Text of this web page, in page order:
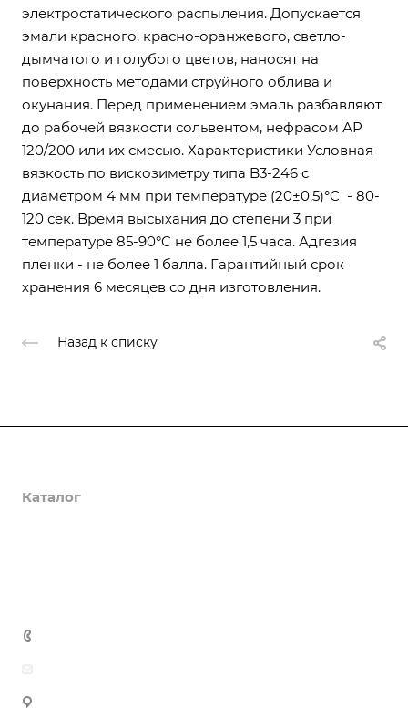
электростатического распыления. Допускается
эмали красного, красно-оранжевого, светло-
дымчатого и голубого цветов, наносят на
поверхность методами струйного облива и
окунания. Перед применением эмаль разбавляют
до рабочей вязкости сольвентом, нефрасом АР
120/200 или их смесью. Характеристики Условная
вязкость по вискозиметру типа B3-246 с
диаметром 4 мм при температуре (20±0,5)°C - 80-
120 сек. Время высыхания до степени 3 при
температуре 85-90°C не более 1,5 часа. Адгезия
пленки - не более 1 балла. Гарантийный срок
хранения 6 месяцев со дня изготовления.
Назад к списку
Каталог